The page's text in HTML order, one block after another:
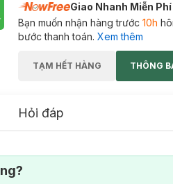
Giao Nhanh Miễn Phí
Bạn muốn nhận hàng trước 10h
bước thanh toán. Xem thêm
TẠM HẾT HÀNG THÔNG
Hỏi đáp